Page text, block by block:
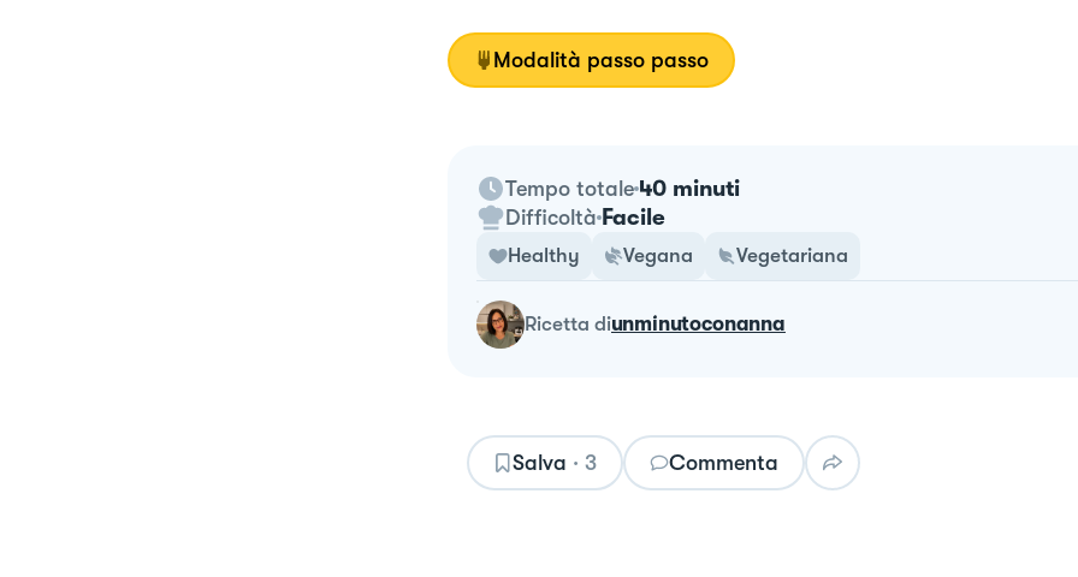
Modalità passo passo
Tempo totale 40 minuti
Difficoltà Facile
Healthy Vegana Vegetariana
ricetta diunminutoconanna
Salva · 3 Commenta